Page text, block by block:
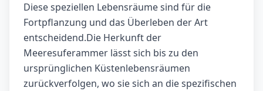
Diese speziellen Lebensräume sind für die
Fortpflanzung und das Überleben der Art
entscheidend.Die Herkunft der
Meeresuferammer lässt sich bis zu den
ursprünglichen Küstenlebensräumen
zurückverfolgen, wo sie sich an die spezifischen